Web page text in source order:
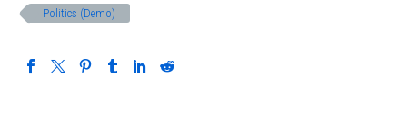
Politics (Demo)